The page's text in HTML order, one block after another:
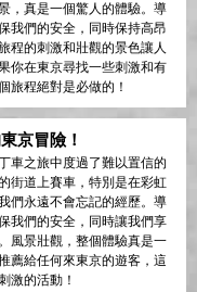
，真是一個驚人的體驗。導
我們的安全，同時保持高昂
程的刺激和壯觀的景色讓人
你在東京尋找一些刺激和有
旅程絕對是必做的！
京冒險！
車之旅中度過了難以置信的
街道上賽車，特別是在彩虹
們永遠不會忘記的經歷。導
我們的安全，同時讓我們享
風景壯觀，整個體驗真是一
薦給任何來東京的遊客，這
激的活動！